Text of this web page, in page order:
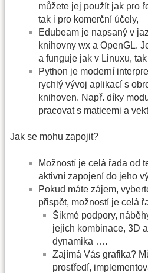
můžete jej použít jak pro
tak i pro komerční účely,
Edubeam je napsaný v
knihovny wx a OpenGL.
a funguje jak v Linuxu,
Python je moderní
rychlý vývoj aplikací s
knihoven. Např. díky
pracovat s maticemi a
Jak se mohu zapojit?
Možností je celá řada od
aktivní zapojení do jeho
Pokud máte zájem,
přispět, možností je celá
Šikmé podpory,
jejich kombinace, 3D
dynamika ….
Zajímá Vás grafika?
prostředí,